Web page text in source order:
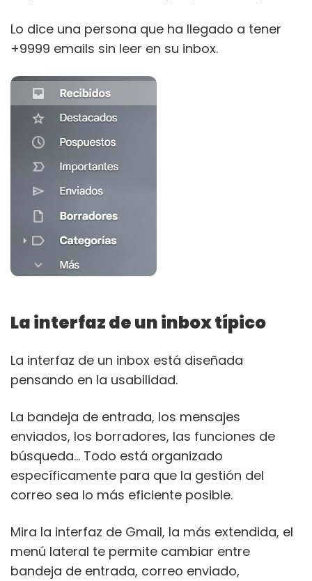
Lo dice una persona que ha llegado a tener
+9999 emails sin leer en su inbox.
La interfaz de un inbox típico
La interfaz de un inbox está diseñada
pensando en la usabilidad.
La bandeja de entrada, los mensajes
enviados, los borradores, las funciones de
búsqueda… Todo está organizado
específicamente para que la gestión del
correo sea lo más eficiente posible.
Mira la interfaz de Gmail, la más extendida, el
menú lateral te permite cambiar entre
bandeja de entrada, correo enviado,